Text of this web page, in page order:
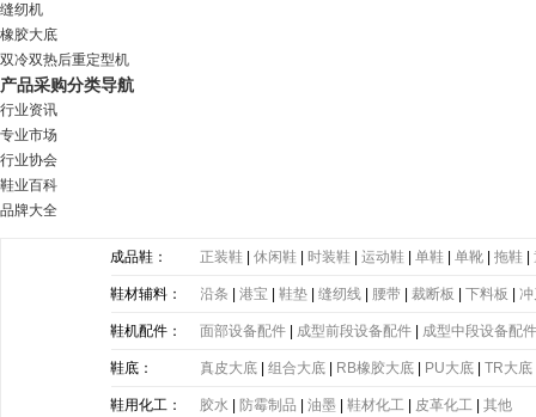
缝纫机
橡胶大底
双冷双热后重定型机
产品采购分类导航
行业资讯
专业市场
行业协会
鞋业百科
品牌大全
成品鞋： 正装鞋 |休闲鞋 时装鞋 |运动鞋 |单鞋 |单靴 |拖鞋 |
鞋材辅料： 沿条 |港宝 |鞋垫 |缝纫线 腰带 |裁断板 |下料板 |
带|塑胶片|其他
鞋机配件： 面部设备配件 成型前段设备配件 成型中段设备配
鞋底： 真皮大底 |组合大底 RB橡胶大底 PU大底 |TR大底
底|PE大底|PP大底| SBR大底| PC大底| 软木大底
鞋用化工： 胶水 防霉制品 |油墨 |鞋材化工 皮革化工 |其他